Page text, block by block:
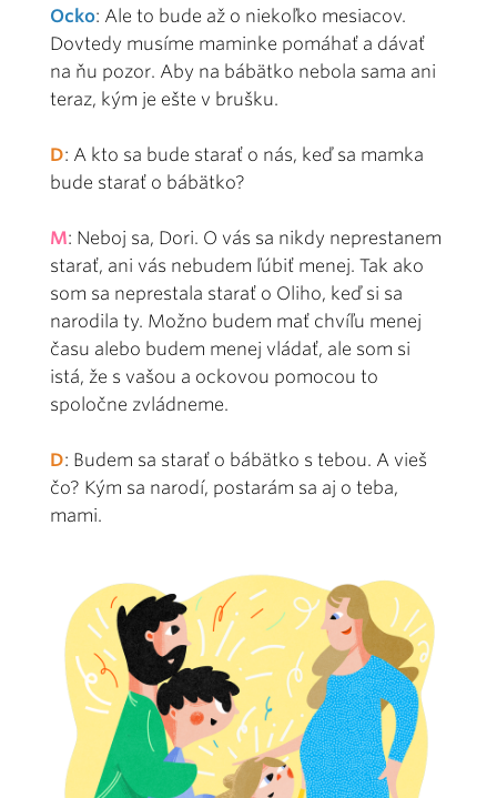
Ocko: Ale to bude až o niekoľko mesiacov.
Dovtedy musíme maminke pomáhať a dávať
na ňu pozor. Aby na bábätko nebola sama ani
teraz, kým je ešte v brušku.
D: A kto sa bude starať o nás, keď sa mamka
bude starať o bábätko?
M: Neboj sa, Dori. O vás sa nikdy neprestanem
starať, ani vás nebudem ľúbiť menej. Tak ako
som sa neprestala starať o Oliho, keď si sa
narodila ty. Možno budem mať chvíľu menej
času alebo budem menej vládať, ale som si
istá, že s vašou a ockovou pomocou to
spoločne zvládneme.
D: Budem sa starať o bábätko s tebou. A vieš
čo? Kým sa narodí, postarám sa aj o teba,
mami.